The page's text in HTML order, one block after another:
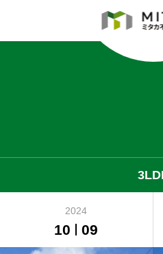
2024
10 09